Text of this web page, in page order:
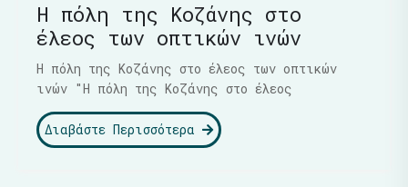
Η πόλη της Κοζάνης στο
έλεος των οπτικών ινών
Η πόλη της Κοζάνης στο έλεος των οπτικών
ινών "Η πόλη της Κοζάνης στο έλεος
Διαβάστε Περισσότερα